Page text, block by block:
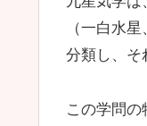
（一白水
分類し、そ
この学問の